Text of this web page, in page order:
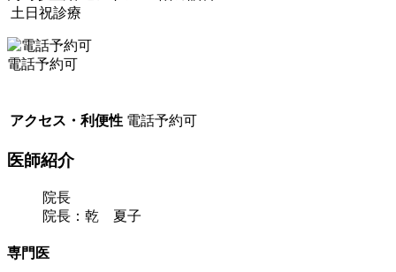
土日祝診療
電話予約可
アクセス・利便性 電話予約可
医師紹介
院長
院長：乾 夏子
専門医